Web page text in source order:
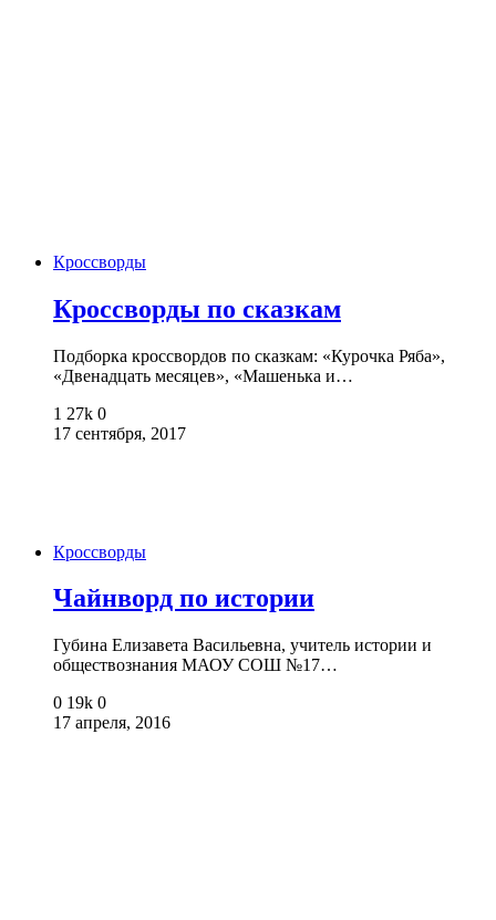
Кроссворды
Кроссворды по сказкам
Подборка кроссвордов по сказкам: «Курочка Ряба»,
«Двенадцать месяцев», «Машенька и…
1 27k 0
17 сентября, 2017
Кроссворды
Чайнворд по истории
Губина Елизавета Васильевна, учитель истории и
обществознания МАОУ СОШ №17…
0 19k 0
17 апреля, 2016